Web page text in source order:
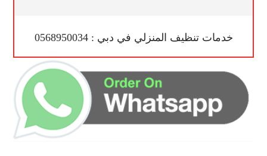
خدمات تنظيف المنزلي في دبي : 0568950034